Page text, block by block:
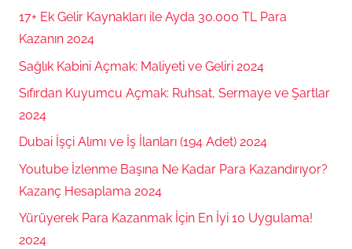
17+ Ek Gelir Kaynakları ile Ayda 30.000 TL Para
Kazanın 2024
Sağlık Kabini Açmak: Maliyeti ve Geliri 2024
Sıfırdan Kuyumcu Açmak: Ruhsat, Sermaye ve Şartlar
2024
Dubai İşçi Alımı ve İş İlanları (194 Adet) 2024
Youtube İzlenme Başına Ne Kadar Para Kazandırıyor?
Kazanç Hesaplama 2024
Yürüyerek Para Kazanmak İçin En İyi 10 Uygulama!
2024